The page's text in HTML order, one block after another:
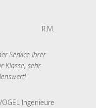
R.M.
Service Ihrer
Klasse, sehr
Ingenieure